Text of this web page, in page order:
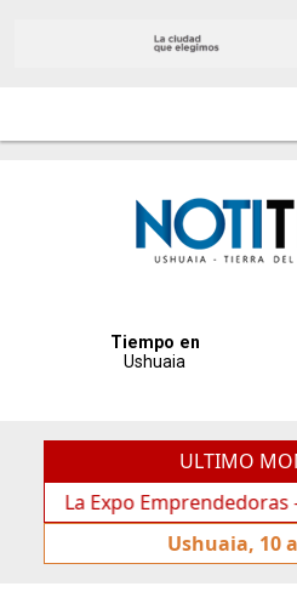
ULTIMO
Emprendedoras - Edición
Ushuaia, 10